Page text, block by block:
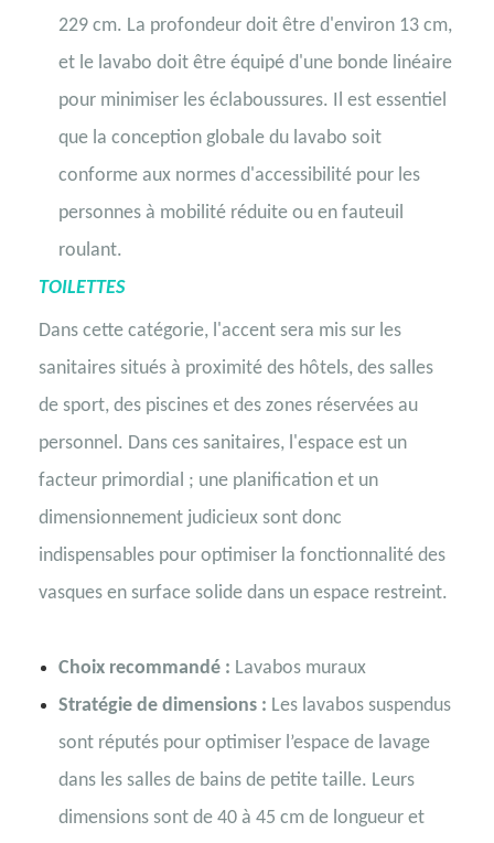
229 cm. La profondeur doit être d'environ 13 cm,
et le lavabo doit être équipé d'une bonde linéaire
pour minimiser les éclaboussures. Il est essentiel
que la conception globale du lavabo soit
conforme aux normes d'accessibilité pour les
personnes à mobilité réduite ou en fauteuil
roulant.
TOILETTES
Dans cette catégorie, l'accent sera mis sur les
sanitaires situés à proximité des hôtels, des salles
de sport, des piscines et des zones réservées au
personnel. Dans ces sanitaires, l'espace est un
facteur primordial ; une planification et un
dimensionnement judicieux sont donc
indispensables pour optimiser la fonctionnalité des
vasques en surface solide dans un espace restreint.
Choix recommandé : Lavabos muraux
Stratégie de dimensions : Les lavabos suspendus
sont réputés pour optimiser l’espace de lavage
dans les salles de bains de petite taille. Leurs
dimensions sont de 40 à 45 cm de longueur et